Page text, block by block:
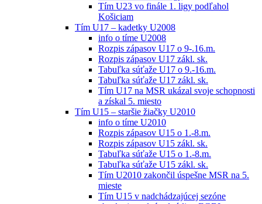
Tím U23 vo finále 1. ligy podľahol
Košiciam
Tím U17 – kadetky U2008
info o tíme U2008
Rozpis zápasov U17 o 9-.16.m.
Rozpis zápasov U17 zákl. sk.
Tabuľka súťaže U17 o 9.-16.m.
Tabuľka súťaže U17 zákl. sk.
Tím U17 na MSR ukázal svoje schopnosti
a získal 5. miesto
Tím U15 – staršie žiačky U2010
info o tíme U2010
Rozpis zápasov U15 o 1.-8.m.
Rozpis zápasov U15 zákl. sk.
Tabuľka súťaže U15 o 1.-8.m.
Tabuľka súťaže U15 zákl. sk.
Tím U2010 zakončil úspešne MSR na 5.
mieste
Tím U15 v nadchádzajúcej sezóne